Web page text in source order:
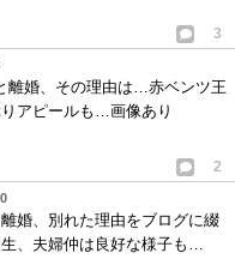
3
離婚、その理由は…赤ベンツ王
アピールも…画像あり
2
婚、別れた理由をブログに綴
、夫婦仲は良好な様子も…